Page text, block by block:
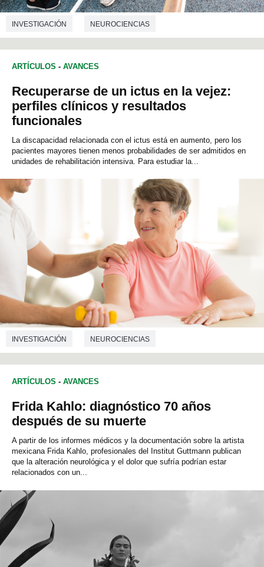
INVESTIGACIÓN NEUROCIENCIAS
ARTÍCULOS - AVANCES
Recuperarse de un ictus en la vejez:
perfiles clínicos y resultados
funcionales
La discapacidad relacionada con el ictus está en aumento, pero los
pacientes mayores tienen menos probabilidades de ser admitidos en
unidades de rehabilitación intensiva. Para estudiar la...
INVESTIGACIÓN NEUROCIENCIAS
ARTÍCULOS - AVANCES
Frida Kahlo: diagnóstico 70 años
después de su muerte
A partir de los informes médicos y la documentación sobre la artista
mexicana Frida Kahlo, profesionales del Institut Guttmann publican
que la alteración neurológica y el dolor que sufría podrían estar
relacionados con un...